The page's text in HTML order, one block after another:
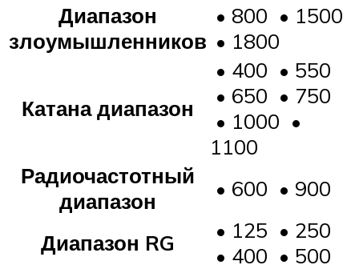
Диапазон
злоумышленников
• 800 • 1500
• 1800
Катанадиапазон
• 400 • 550
• 650 • 750
• 1000 •
1100
Радиочастотный
диапазон
• 600 • 900
Диапазон RG
• 125 • 250
• 400 • 500